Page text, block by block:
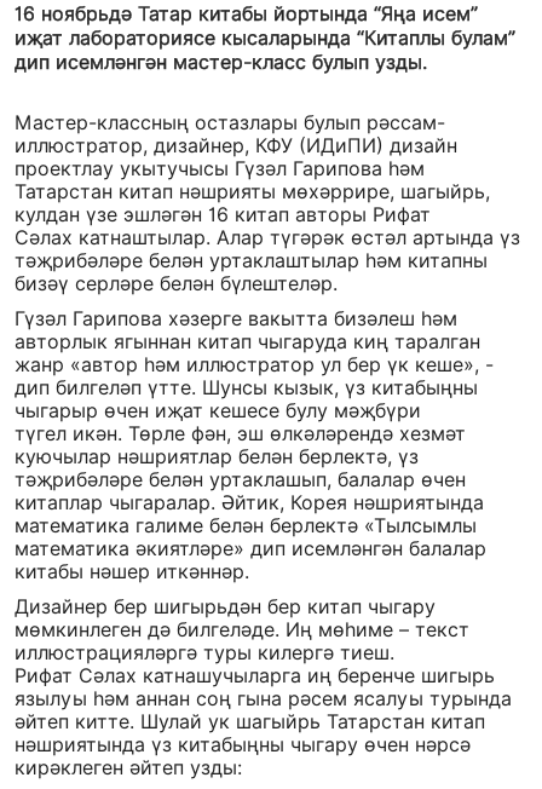
16 ноябрьдә Татар китабы йортында “Яңа исем”
иҗат лабораториясе кысаларында “Китаплы булам”
дип исемләнгән мастер-класс булып узды.
Мастер-классның остазлары булып рәссам-
иллюстратор, дизайнер, КФУ (ИДиПИ) дизайн
проектлау укытучысы Гүзәл Гарипова һәм
Татарстан китап нәшрияты мөхәррире, шагыйрь,
кулдан үзе эшләгән 16 китап авторы Рифат
Сәлах катнаштылар. Алар түгәрәк өстәл артында үз
тәҗрибәләре белән уртаклаштылар һәм китапны
бизәү серләре белән бүлештеләр.
Гүзәл Гарипова хәзерге вакытта бизәлеш һәм
авторлык ягыннан китап чыгаруда киң таралган
жанр «автор һәм иллюстратор ул бер үк кеше», -
дип билгеләп үтте. Шунсы кызык, үз китабыңны
чыгарыр өчен иҗат кешесе булу мәҗбүри
түгел икән. Төрле фән, эш өлкәләрендә хезмәт
куючылар нәшриятлар белән берлектә, үз
тәҗрибәләре белән уртаклашып, балалар өчен
китаплар чыгаралар. Әйтик, Корея нәшриятында
математика галиме белән берлектә «Тылсымлы
математика әкиятләре» дип исемләнгән балалар
китабы нәшер иткәннәр.
Дизайнер бер шигырьдән бер китап чыгару
мөмкинлеген дә билгеләде. Иң мөһиме – текст
иллюстрацияләргә туры килергә тиеш.
Рифат Сәлах катнашучыларга иң беренче шигырь
язылуы һәм аннан соң гына рәсем ясалуы турында
әйтеп китте. Шулай ук шагыйрь Татарстан китап
нәшриятында үз китабыңны чыгару өчен нәрсә
кирәклеген әйтеп узды: